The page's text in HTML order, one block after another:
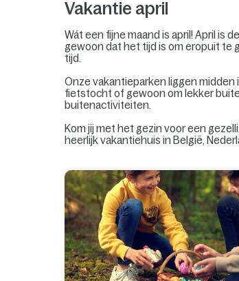
Vakantie april
Wát een fijne maand is april! April is
gewoon dat het tijd is om eropuit te
tijd.
Onze vakantieparken liggen
fietstocht of gewoon om lekker
buitenactiviteiten.
Kom jij met het gezin voor een
heerlijk vakantiehuis in België,